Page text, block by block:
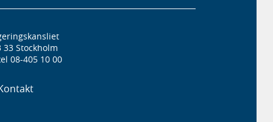
33 Stockholm
08-405 10 00